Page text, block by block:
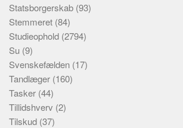
Statsborgerskab (93)
Stemmeret (84)
Studieophold (2794)
Su (9)
Svenskefælden (17)
Tandlæger (160)
Tasker (44)
Tillidshverv (2)
Tilskud (37)